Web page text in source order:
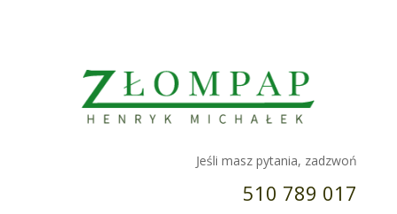
Jeśli masz pytania, zadzwoń
510 789 017